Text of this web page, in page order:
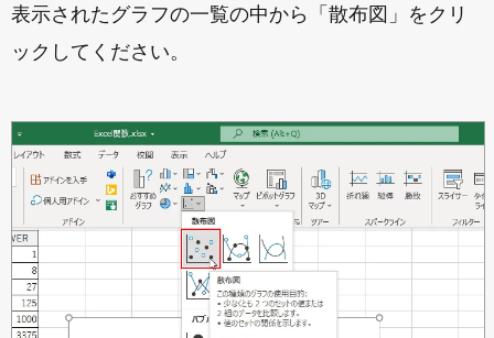
表示されたグラフの一覧の中から「散布図」をクリ
ックしてください。